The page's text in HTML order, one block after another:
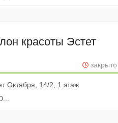
красоты Эстет
закрыто
Октября, 14/2, 1 этаж